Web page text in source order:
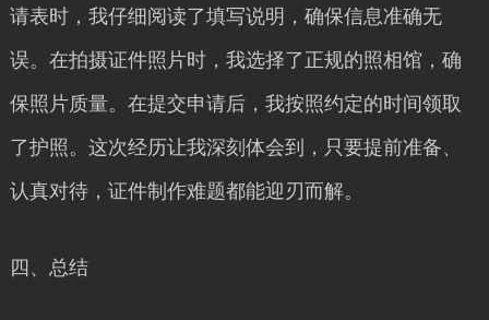
请表时，我仔细阅读了填写说明，确保信息准确无
误。在拍摄证件照片时，我选择了正规的照相馆，确
保照片质量。在提交申请后，我按照约定的时间领取
了护照。这次经历让我深刻体会到，只要提前准备、
认真对待，证件制作难题都能迎刃而解。
四、总结